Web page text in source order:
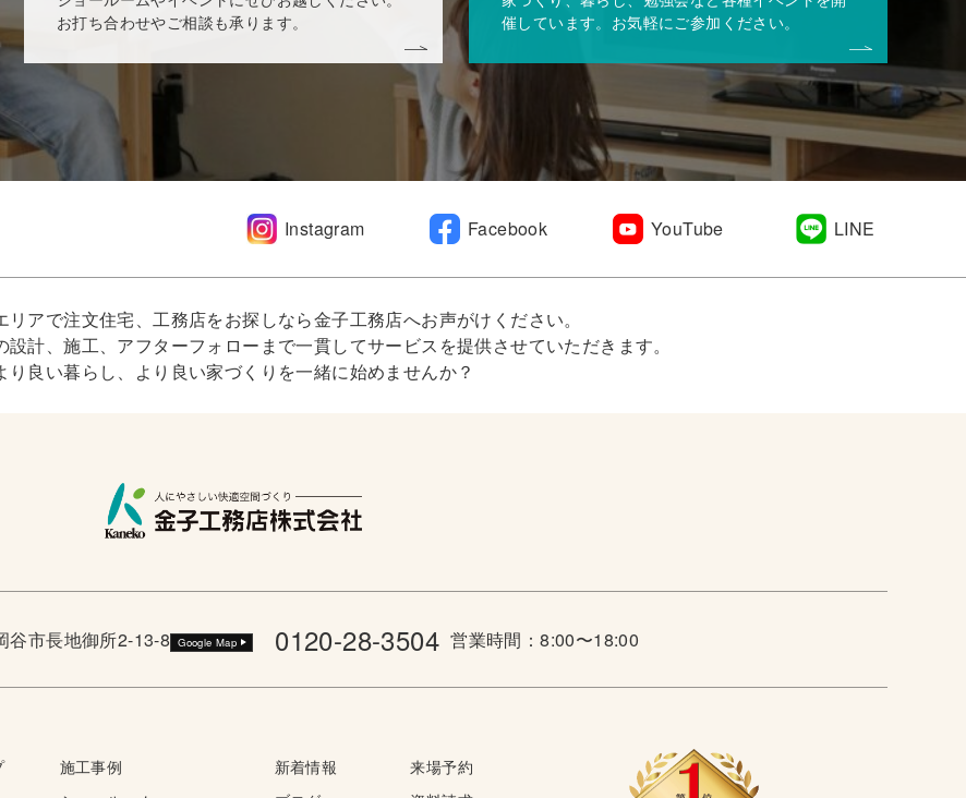
お打ち合わせやご相談も承ります。
催しています。お気軽にご参加ください。
Instagram Facebook YouTube LINE
リアで注文住宅、工務店をお探しなら金子工務店へお声がけください。
計、施工、アフターフォローまで一貫してサービスを提供させていただきます。
り良い暮らし、より良い家づくりを一緒に始めませんか？
谷市長地御所2-13-8 Google Map 0120-28-3504 営業時間：8:00〜18:00
施工事例
新着情報
来場予約